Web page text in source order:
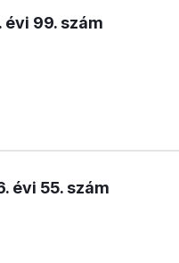
99. szám
évi 55. szám